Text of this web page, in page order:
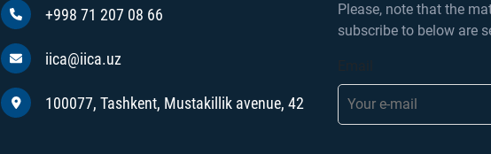
+998 71 207 08 66
iica@iica.uz
100077, Tashkent, Mustakillik avenue, 42
Please, note that the
subscribe to below are